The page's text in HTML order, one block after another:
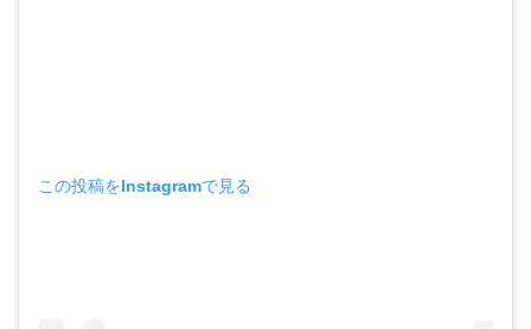
この投稿をInstagramで見る